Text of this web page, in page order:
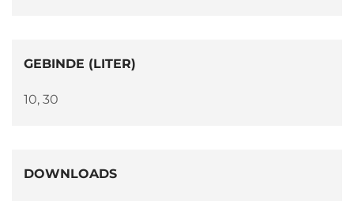
GEBINDE (LITER)
10, 30
DOWNLOADS